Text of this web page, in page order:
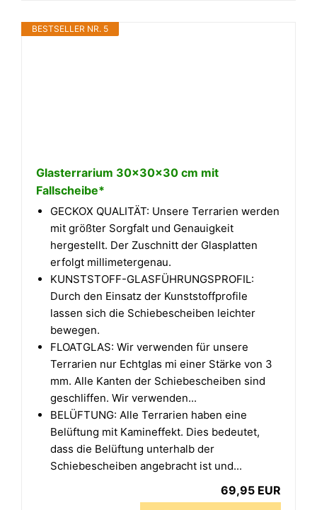
BESTSELLER NR. 5
Glasterrarium 30x30x30 cm mit
Fallscheibe*
GECKOX QUALITÄT: Unsere Terrarien werden
mit größter Sorgfalt und Genauigkeit
hergestellt. Der Zuschnitt der Glasplatten
erfolgt millimetergenau.
KUNSTSTOFF-GLASFÜHRUNGSPROFIL:
Durch den Einsatz der Kunststoffprofile
lassen sich die Schiebescheiben leichter
bewegen.
FLOATGLAS: Wir verwenden für unsere
Terrarien nur Echtglas mi einer Stärke von 3
mm. Alle Kanten der Schiebescheiben sind
geschliffen. Wir verwenden...
BELÜFTUNG: Alle Terrarien haben eine
Belüftung mit Kamineffekt. Dies bedeutet,
dass die Belüftung unterhalb der
Schiebescheiben angebracht ist und...
69,95 EUR